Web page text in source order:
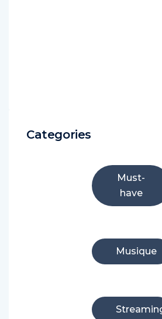
Categories
Must-
have
Musique